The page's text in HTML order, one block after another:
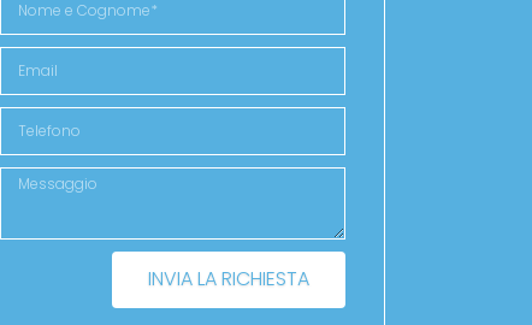
INVIA LA RICHIESTA